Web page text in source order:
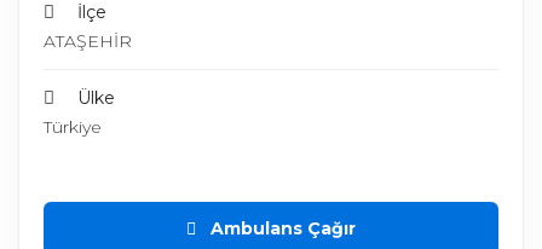
İlçe
ATAŞEHİR
Ülke
Türkiye
Ambulans Çağır